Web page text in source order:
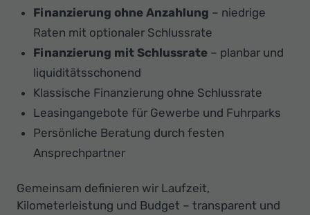
Finanzierung ohne Anzahlung – niedrige
Raten mit optionaler Schlussrate
Finanzierung mit Schlussrate – planbar und
liquiditätsschonend
Klassische Finanzierung ohne Schlussrate
Leasingangebote für Gewerbe und Fuhrparks
Persönliche Beratung durch festen
Ansprechpartner
Gemeinsam definieren wir Laufzeit,
Kilometerleistung und Budget – transparent und